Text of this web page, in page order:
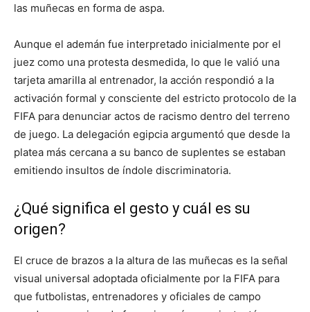
las muñecas en forma de aspa.
Aunque el ademán fue interpretado inicialmente por el
juez como una protesta desmedida, lo que le valió una
tarjeta amarilla al entrenador, la acción respondió a la
activación formal y consciente del estricto protocolo de la
FIFA para denunciar actos de racismo dentro del terreno
de juego. La delegación egipcia argumentó que desde la
platea más cercana a su banco de suplentes se estaban
emitiendo insultos de índole discriminatoria.
¿Qué significa el gesto y cuál es su
origen?
El cruce de brazos a la altura de las muñecas es la señal
visual universal adoptada oficialmente por la FIFA para
que futbolistas, entrenadores y oficiales de campo